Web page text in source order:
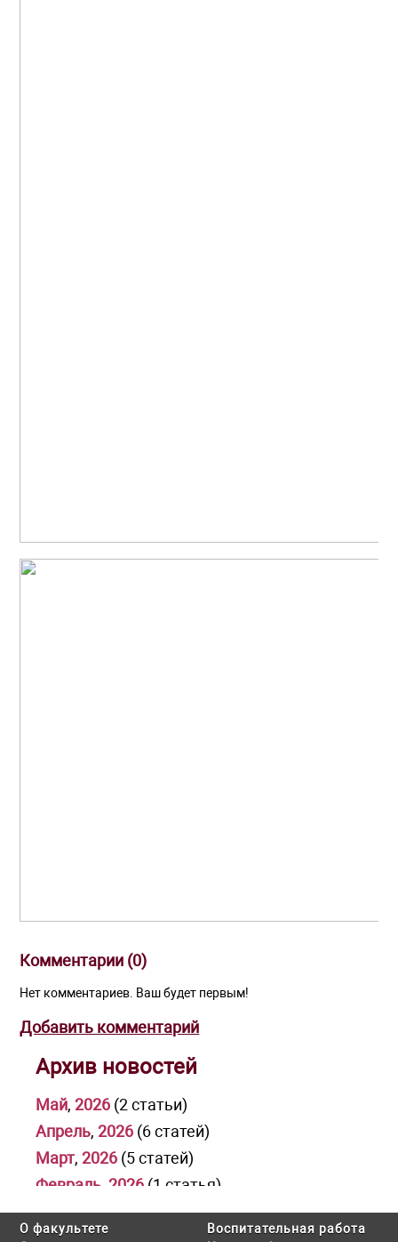
Комментарии (0)
Нет комментариев. Ваш будет первым!
Добавить комментарий
Архив новостей
Май, 2026 (2 статьи)
Апрель, 2026 (6 статей)
Март, 2026 (5 статей)
Февраль 2026 (1 статья)
Январь,2026(1 статья)
Декабрь, (3 статьи)
О факультете
Воспитательная работа